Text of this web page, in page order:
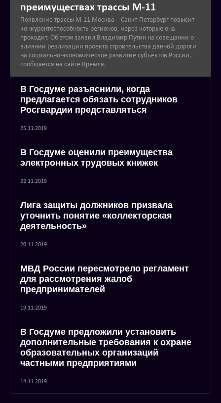
преимуществах трассы М-11
Появление трассы М-11 Москва – Санкт-Петербург повысит
конкурентоспособность регионов, через которые она
проходит. Об этом заявил Владимир Путин на совещании о
влиянии реализации проекта строительства данной дороги
на социально-экономическое развитие субъектов России,
сообщается на сайте Кремля.
В Госдуме разъяснили, когда
предлагается обязать сотрудников
Росгвардии представляться
25.11.2019
В Госдуме оценили преимущества
электронных трудовых книжек
22.11.2019
Лига защиты должников призвала
уточнить понятие «коллекторская
деятельность»
20.11.2019
МВД России пересмотрело регламент
для рассмотрения жалоб
предпринимателей
19.11.2019
В Госдуме предложили установить
дополнительные требования к охране
образовательных организаций
частными предприятиями
14.11.2019